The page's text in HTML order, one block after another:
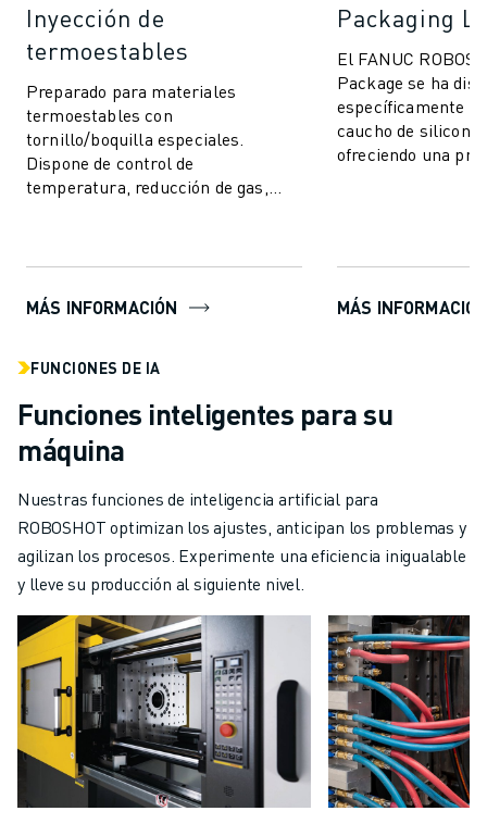
Inyección de
termoestables
Preparado para materiales
termoestables con
tornillo/boquilla especiales.
Dispone de control de
temperatura, reducción de gas,
MÁS INFORMACIÓN
Packaging
El FANUC
Package se ha
específicamente
caucho de silicona
ofreciendo una
MÁS
FUNCIONES DE IA
Funciones inteligentes para su
máquina
Nuestras funciones de inteligencia artificial para
ROBOSHOT optimizan los ajustes, anticipan los problemas y
agilizan los procesos. Experimente una eficiencia inigualable
y lleve su producción al siguiente nivel.